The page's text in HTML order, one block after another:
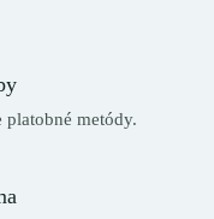
platobné metódy.